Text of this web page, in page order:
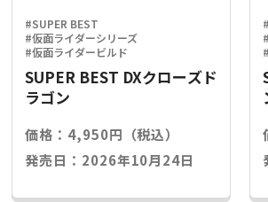
#SUPER BEST
#仮面ライダーシリーズ
#仮面ライダービルド
SUPER BEST DXクローズド
ラゴン
価格：4,950円（税込）
発売日：2026年10月24日